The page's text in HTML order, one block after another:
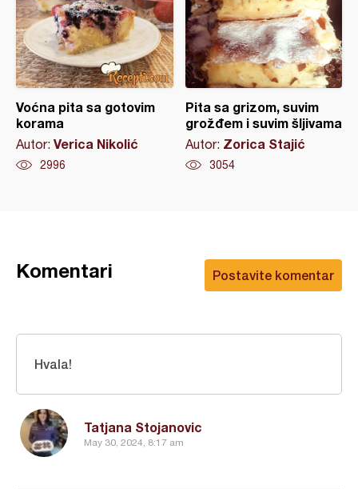
Voćna pita sa gotovim
korama
Autor: Verica Nikolić
2996
Pita sa grizom, suvim
grožđem i suvim šljivama
Autor: Zorica Stajić
3054
Postavite komentar
Komentari
Tatjana Stojanovic
May 30, 2024, 8:17 am
Hvala!